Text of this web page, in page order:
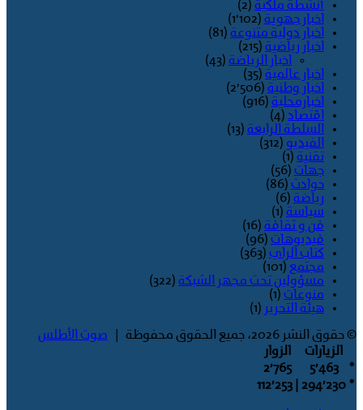
أنشطة ملكية (2)
اخبار جهوية (1٬102)
اخبار دولية متنوعة (81)
اخبار رياضية (215)
اخبار الرياضة (43)
اخبار عالمية (35)
اخبار وطنية (2٬506)
اخبارمحلية (916)
اقتصاد (4)
السلطة الرابعة (13)
الفيديو (312)
تقنية (1)
جهات (56)
حوادث (86)
رياضة (6)
سياسة (1)
فن و ثقافة (16)
فيديوهات (96)
كتاب الراي (363)
مجتمع (101)
مسؤولين تحت مجهر الشبكة (322)
منوعات (1)
هيئة التحرير (1)
© حقوق النشر 2026، جميع الحقوق محفوظة |
صوت الأطلس
الزيارات
الزوار
*
5٬463
2٬765
* 294٬230